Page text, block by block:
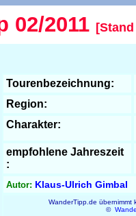
02/2011
Tourenbezeichnung:
Region:
Charakter:
empfohlene Jahreszeit
:
Autor: Klaus-Ulrich Gimbal
WanderTipp.de übernimmt
©